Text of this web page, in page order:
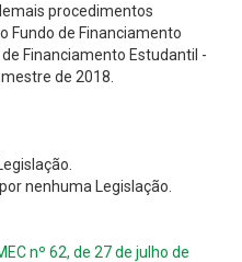
procedimentos
Fundo de Financiamento
Financiamento Estudantil -
de 2018.
nenhuma Legislação.
nº 62, de 27 de julho de